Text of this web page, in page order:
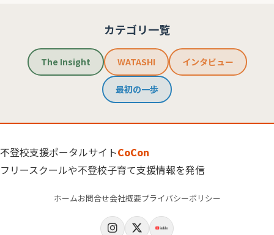
カテゴリ一覧
The Insight WATASHI インタビュー
最初の一歩
不登校支援ポータルサイトCoCon
フリースクールや不登校子育て支援情報を発信
ホームお問合せ会社概要プライバシーポリシー